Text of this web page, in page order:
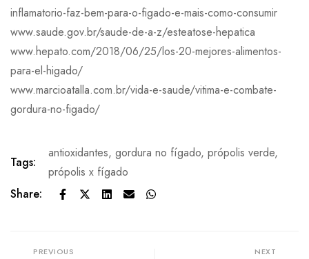
inflamatorio-faz-bem-para-o-figado-e-mais-como-consumir
www.saude.gov.br/saude-de-a-z/esteatose-hepatica
www.hepato.com/2018/06/25/los-20-mejores-alimentos-
para-el-higado/
www.marcioatalla.com.br/vida-e-saude/vitima-e-combate-
gordura-no-figado/
Tags:
antioxidantes, gordura no fígado, própolis verde,
própolis x fígado
Share:
PREVIOUS NEXT